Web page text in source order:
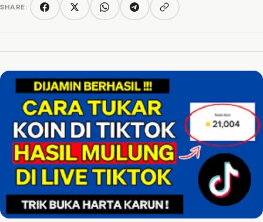
SHARE:
FacebookTwitter/XWhatsAppTelegramCopy link